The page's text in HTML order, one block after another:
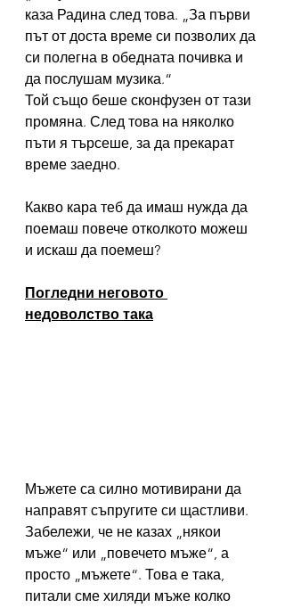
каза Радина след това. „За първи
път от доста време си позволих да
си полегна в обедната почивка и
да послушам музика.“
Той също беше сконфузен от тази
промяна. След това на няколко
пъти я търсеше, за да прекарат
време заедно.
Какво кара теб да имаш нужда да
поемаш повече отколкото можеш
и искаш да поемеш?
Погледни неговото
недоволство така
Мъжете са силно мотивирани да
направят съпругите си щастливи.
Забележи, че не казах „някои
мъже“ или „повечето мъже“, а
просто „мъжете“. Това е така,
питали сме хиляди мъже колко